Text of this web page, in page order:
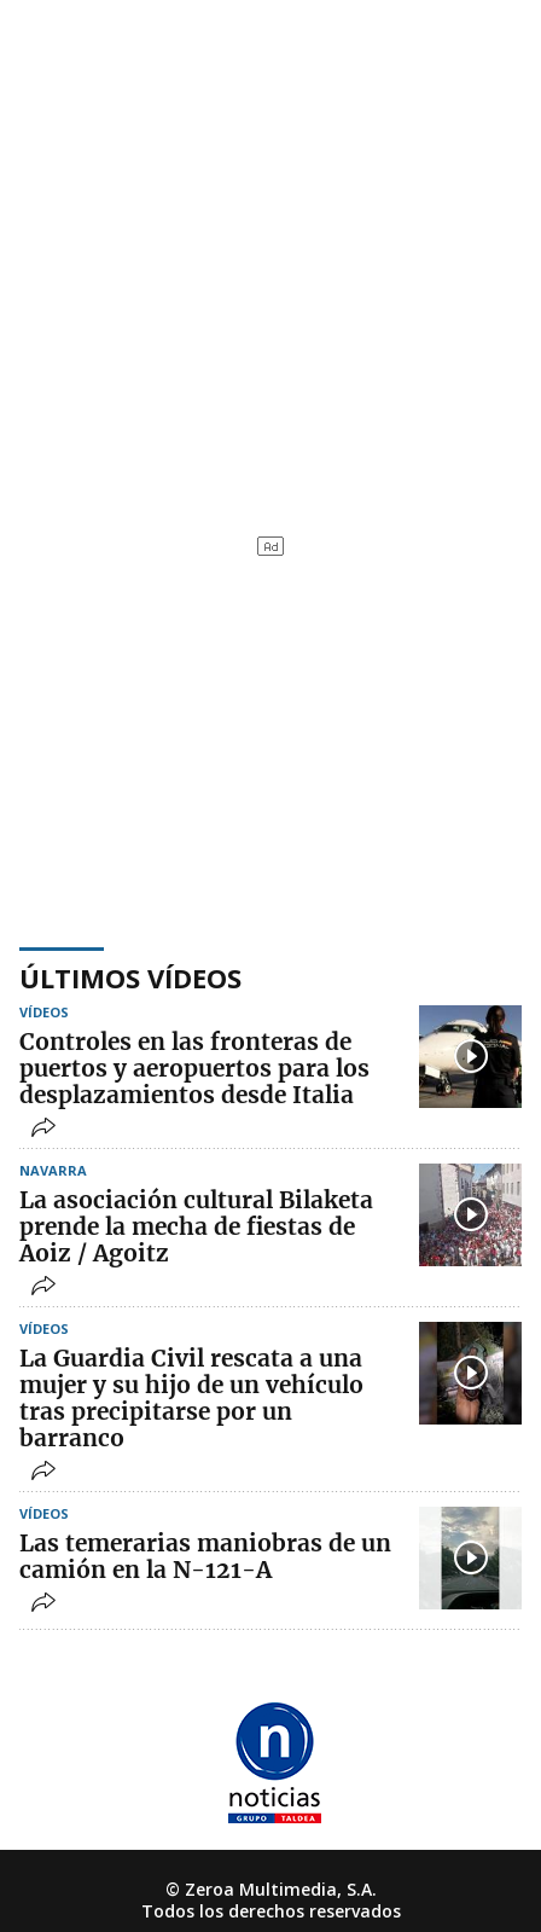
ÚLTIMOS VÍDEOS
VÍDEOS
Controles en las fronteras de
puertos y aeropuertos para los
desplazamientos desde Italia
NAVARRA
La asociación cultural Bilaketa
prende la mecha de fiestas de
Aoiz / Agoitz
VÍDEOS
La Guardia Civil rescata a una
mujer y su hijo de un vehículo
tras precipitarse por un
barranco
VÍDEOS
Las temerarias maniobras de un
camión en la N-121-A
© Zeroa Multimedia, S.A.
Todos los derechos reservados